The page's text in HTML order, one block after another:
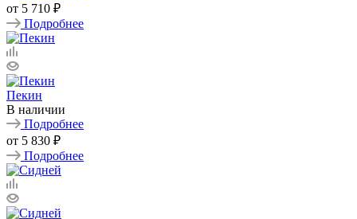
от 5 710 ₽
Подробнее
Пекин
В наличии
Подробнее
от 5 830 ₽
Подробнее